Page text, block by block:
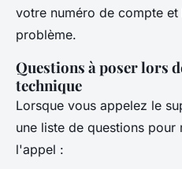
votre numéro de compte
problème.
Questions à poser lors
technique
Lorsque vous appelez le
une liste de questions
l'appel :